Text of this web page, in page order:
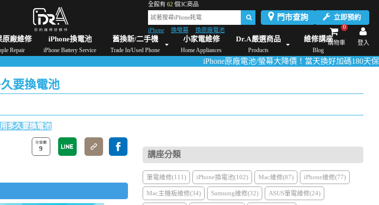
門市查詢 立即預約
全館有 62 個3C商品
iPhone 換螢幕
換原廠電池
登入
0
購物車
原廠維修
Repair
iPhone換電池
iPhone Battery Service
舊換新/二手機
Trade In/Used Phone
小家電維修
Home Appliances
Dr.A嚴選商品
Products
維修講座
Blog
維修/價格 Apple Watch維修/價格 AirPods維修/價格 Dyson維修/價格 Mac Mini維修/價格 iMac維修/價格 Xbox維修/價格 伊萊
iPhone原廠電池/螢幕大降價！當天換好加碼180天保固！活動
要換電池
多久要換電池
9
講座分類
筆電維修(111) iPhone換電池(102) Mac維修(87) iPhone維修(77)
Mac主機板維修(34) Samsung維修(32) ASUS筆電維修(24)